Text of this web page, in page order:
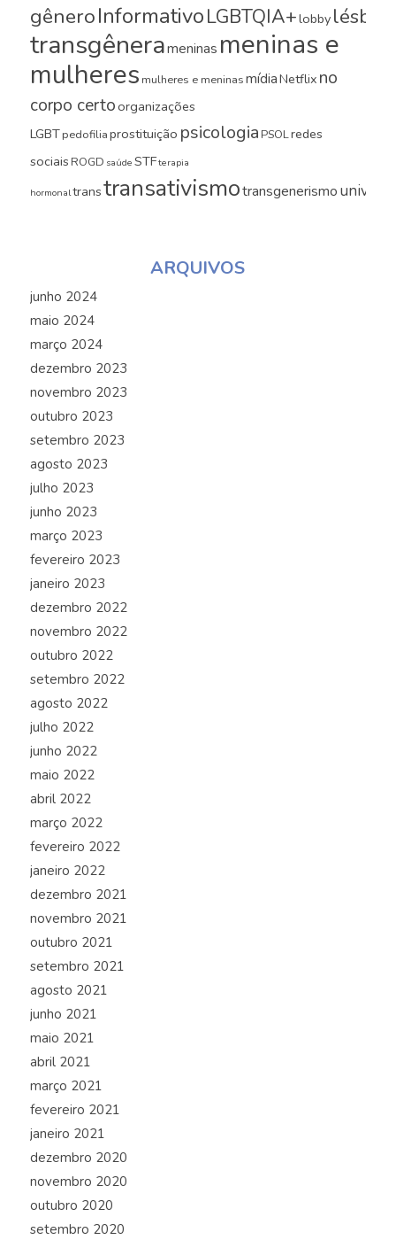
gêneroInformativoLGBTQIA+lobby
transgênerameninas meninas e
mulheres mulheres e meninasmídiaNetflix no
corpo certoorganizações
LGBTpedofiliaprostituição psicologia PSOLredes
sociais ROGD saúde STFterapia
hormonaltranstransativismotransgenerismo
ARQUIVOS
junho 2024
maio 2024
março 2024
dezembro 2023
novembro 2023
outubro 2023
setembro 2023
agosto 2023
julho 2023
junho 2023
março 2023
fevereiro 2023
janeiro 2023
dezembro 2022
novembro 2022
outubro 2022
setembro 2022
agosto 2022
julho 2022
junho 2022
maio 2022
abril 2022
março 2022
fevereiro 2022
janeiro 2022
dezembro 2021
novembro 2021
outubro 2021
setembro 2021
agosto 2021
junho 2021
maio 2021
abril 2021
março 2021
fevereiro 2021
janeiro 2021
dezembro 2020
novembro 2020
outubro 2020
setembro 2020